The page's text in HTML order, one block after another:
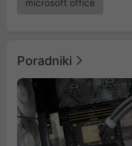
microsoft office
Poradniki